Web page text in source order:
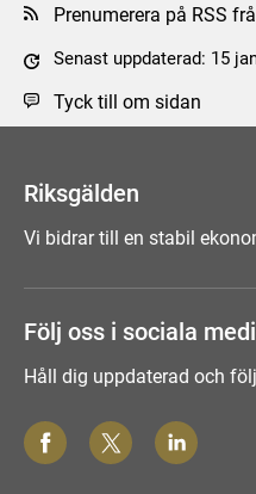
Prenumerera på RSS
Senast uppdaterad: 15
Tyck till om sidan
Riksgälden
Vi bidrar till en stabil
Följ oss i sociala
Håll dig uppdaterad och